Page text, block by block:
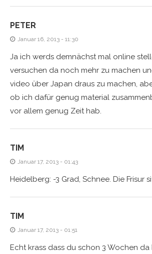
PETER
Januar 16, 2013 - 11:30
Ja ich werds demnächst mal online
versuchen da noch mehr zu machen
video über Japan draus zu machen,
ob ich dafür genug material
vor allem genug Zeit hab.
TIM
Januar 17, 2013 - 01:43
Heidelberg: -3 Grad, Schnee. Die Frisur
TIM
Januar 17, 2013 - 01:51
Echt krass dass du schon 3 Wochen da